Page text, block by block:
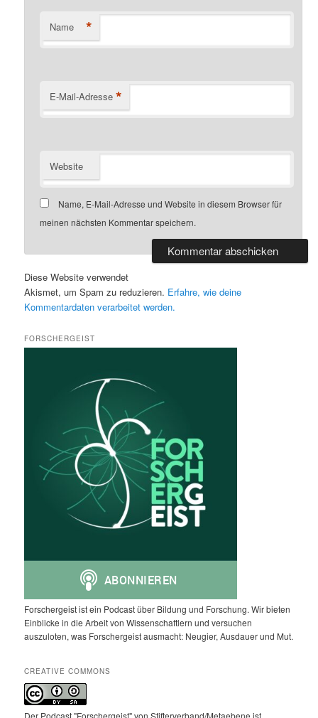
Name *
E-Mail-Adresse *
Website
Name, E-Mail-Adresse und Website in diesem Browser für
meinen nächsten Kommentar speichern.
Diese Website verwendet
Akismet, um Spam zu reduzieren. Erfahre, wie deine
Kommentardaten verarbeitet werden.
FORSCHERGEIST
Forschergeist ist ein Podcast über Bildung und Forschung. Wir bieten
Einblicke in die Arbeit von Wissenschaftlern und versuchen
auszuloten, was Forschergeist ausmacht: Neugier, Ausdauer und Mut.
CREATIVE COMMONS